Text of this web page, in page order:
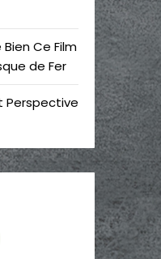
Bien Ce Film
de Fer
Perspective